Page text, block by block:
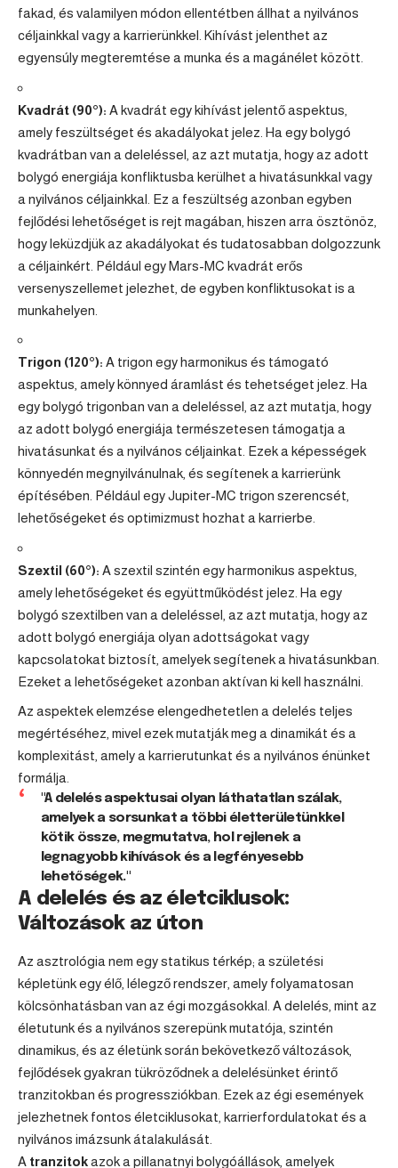
fakad, és valamilyen módon ellentétben állhat a nyilvános
céljainkkal vagy a karrierünkkel. Kihívást jelenthet az
egyensúly megteremtése a munka és a magánélet között.
Kvadrát (90°): A kvadrát egy kihívást jelentő aspektus,
amely feszültséget és akadályokat jelez. Ha egy bolygó
kvadrátban van a deleléssel, az azt mutatja, hogy az adott
bolygó energiája konfliktusba kerülhet a hivatásunkkal vagy
a nyilvános céljainkkal. Ez a feszültség azonban egyben
fejlődési lehetőséget is rejt magában, hiszen arra ösztönöz,
hogy leküzdjük az akadályokat és tudatosabban dolgozzunk
a céljainkért. Például egy Mars-MC kvadrát erős
versenyszellemet jelezhet, de egyben konfliktusokat is a
munkahelyen.
Trigon (120°): A trigon egy harmonikus és támogató
aspektus, amely könnyed áramlást és tehetséget jelez. Ha
egy bolygó trigonban van a deleléssel, az azt mutatja, hogy
az adott bolygó energiája természetesen támogatja a
hivatásunkat és a nyilvános céljainkat. Ezek a képességek
könnyedén megnyilvánulnak, és segítenek a karrierünk
építésében. Például egy Jupiter-MC trigon szerencsét,
lehetőségeket és optimizmust hozhat a karrierbe.
Szextil (60°): A szextil szintén egy harmonikus aspektus,
amely lehetőségeket és együttműködést jelez. Ha egy
bolygó szextilben van a deleléssel, az azt mutatja, hogy az
adott bolygó energiája olyan adottságokat vagy
kapcsolatokat biztosít, amelyek segítenek a hivatásunkban.
Ezeket a lehetőségeket azonban aktívan ki kell használni.
Az aspektek elemzése elengedhetetlen a delelés teljes
megértéséhez, mivel ezek mutatják meg a dinamikát és a
komplexitást, amely a karrierutunkat és a nyilvános énünket
formálja.
"A delelés aspektusai olyan láthatatlan szálak,
amelyek a sorsunkat a többi életterületünkkel
kötik össze, megmutatva, hol rejlenek a
legnagyobb kihívások és a legfényesebb
lehetőségek."
A delelés és az életciklusok:
Változások az úton
Az asztrológia nem egy statikus térkép; a születési
képletünk egy élő, lélegző rendszer, amely folyamatosan
kölcsönhatásban van az égi mozgásokkal. A delelés, mint az
életutunk és a nyilvános szerepünk mutatója, szintén
dinamikus, és az életünk során bekövetkező változások,
fejlődések gyakran tükröződnek a delelésünket érintő
tranzitokban és progressziókban. Ezek az égi események
jelezhetnek fontos életciklusokat, karrierfordulatokat és a
nyilvános imázsunk átalakulását.
A tranzitokazok a pillanatnyi bolygóállások, amelyek